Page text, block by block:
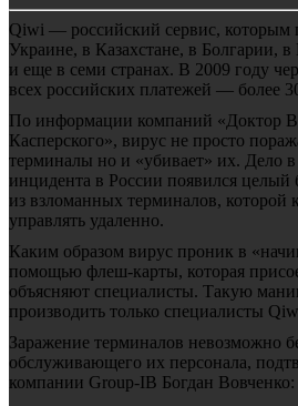
Qiwi — российский сервис, которым
Украине, в Казахстане, в Болгарии,
и еще в семи странах. В 2009 году
всех российских платежей — более
По информации компаний «Доктор
Касперского», вирус не просто
терминалы но и «убивает» их. Дело в
инцидента в России появился целый
из взломанных терминалов, которой
управлять удаленно.
Каким образом вирус проник в
помощью флеш-карты, которая
объясняют специалисты. Такую
производить только специалисты
Заражение терминалов невозможно
обслуживающего их персонала,
компании Group-IB Богдан Вовченко: